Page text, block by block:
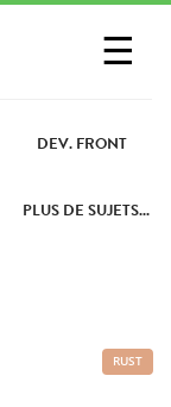
☰
DEV. FRONT
PLUS DE SUJETS...
RUST